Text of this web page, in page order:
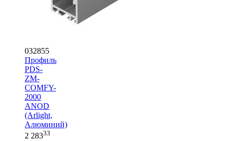
032855
Профиль
PDS-
ZM-
COMFY-
2000
ANOD
(Arlight,
Алюминий)
2 28333